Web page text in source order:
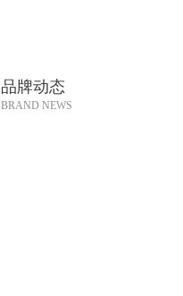
品牌动态
BRAND NEWS